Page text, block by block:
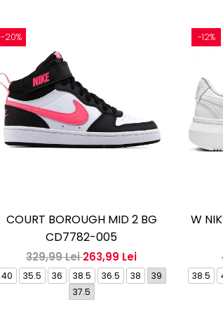
-20%
COURT BOROUGH MID 2 BG
CD7782-005
329,99 Lei263,99 Lei
40 35.5 36 38.5 36.5 38
39
37.5
-12%
W
38.5